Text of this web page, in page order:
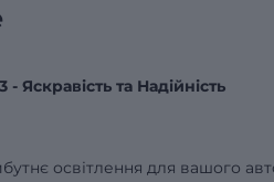
Яскравість та Надійність
освітлення для вашого